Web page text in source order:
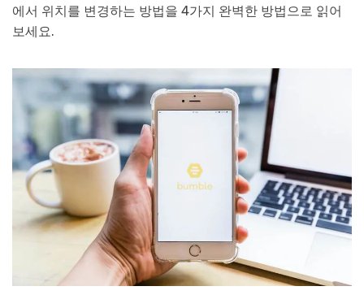
에서 위치를 변경하는 방법을 4가지 완벽한 방법으로 읽어
보세요.